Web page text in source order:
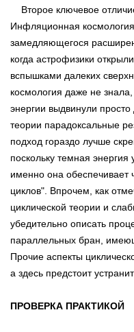
Второе ключевое
Инфляционная
замедляющегося
когда астрофизики
вспышками далеких
космология даже не
энергии выдвинули просто
теории парадоксальные
подход гораздо лучше
поскольку темная энергия
именно она обеспечивает
циклов". Впрочем, как
циклической теории и
убедительно описать
параллельных бран,
Прочие аспекты
а здесь предстоит
ПРОВЕРКА ПРАКТИКОЙ